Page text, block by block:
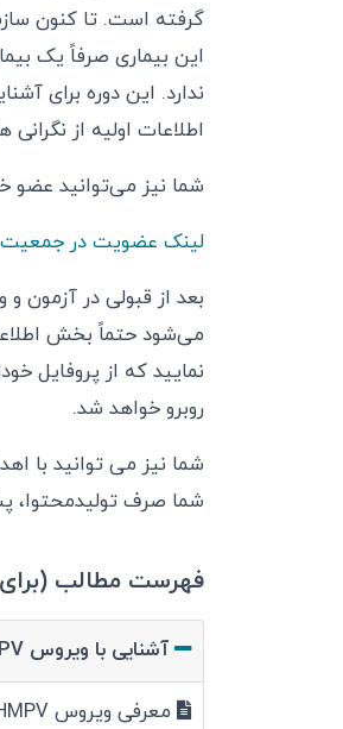
گرفته است. تا کنون
این بیماری صرفاً یک
ندارد. این دوره برای
اطلاعات اولیه از
شما نیز می‌توانید عضو
لینک عضویت در جمعیت
بعد از قبولی در آزمون
می‌شود حتماً بخش
نمایید که از پروفایل
روبرو خواهد شد.
شما نیز می توانید با
شما صرف تولیدمحتوا،
فهرست مطالب
آشنایی با ویروس HMPV
معرفی ویروس HMPV